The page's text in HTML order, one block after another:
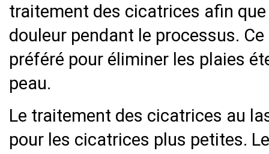
traitement des cicatrices afin
douleur pendant le processus.
préféré pour éliminer les plaies
peau.
Le traitement des cicatrices au
pour les cicatrices plus petites.